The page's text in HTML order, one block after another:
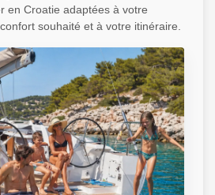
en Croatie adaptées à votre
souhaité et à votre itinéraire.